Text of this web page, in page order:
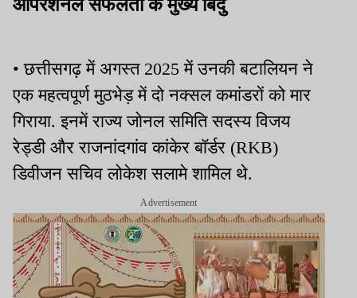
• छत्तीसगढ़ में अगस्त 2025 में उनकी बटालियन ने
एक महत्वपूर्ण मुठभेड़ में दो नक्सल कमांडरों को मार
गिराया. इनमें राज्य जोनल समिति सदस्य विजय
रेड्डी और राजनांदगांव कांकेर बॉर्डर (RKB)
डिवीजन सचिव लोकेश सलामे शामिल थे.
Advertisement